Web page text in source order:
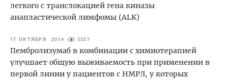
легкого с транслокацией гена киназы
анапластической лимфомы (ALK)
17 ОКТЯБРЯ 2019 3327
Пембролизумаб в комбинации с химиотерапией
улучшает общую выживаемость при применении в
первой линии у пациентов с НМРЛ, у которых